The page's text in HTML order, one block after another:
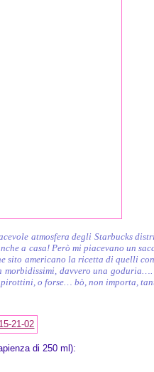
atmosfera degli Starbucks
a casa! Però mi piacevano un
americano la ricetta di quelli
davvero una
o forse… bò, non importa,
di 250 ml):